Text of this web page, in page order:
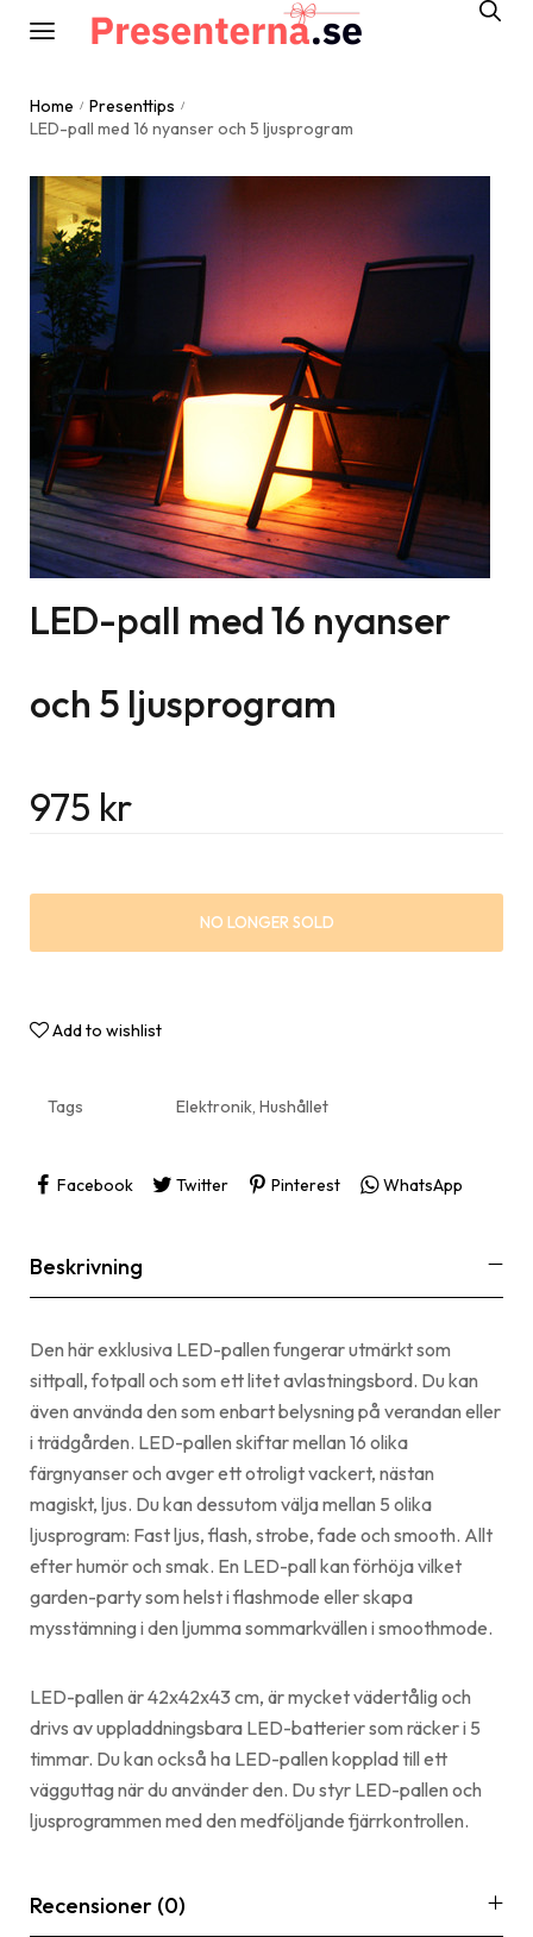
Home / Presenttips /
LED-pall med 16 nyanser och 5 ljusprogram
LED-pall med 16 nyanser
och 5 ljusprogram
975 kr
NO LONGER SOLD
Add to wishlist
Tags Elektronik, Hushållet
Facebook Twitter Pinterest WhatsApp
Beskrivning
Den här exklusiva LED-pallen fungerar utmärkt som
sittpall, fotpall och som ett litet avlastningsbord. Du kan
även använda den som enbart belysning på verandan eller
i trädgården. LED-pallen skiftar mellan 16 olika
färgnyanser och avger ett otroligt vackert, nästan
magiskt, ljus. Du kan dessutom välja mellan 5 olika
ljusprogram: Fast ljus, flash, strobe, fade och smooth. Allt
efter humör och smak. En LED-pall kan förhöja vilket
garden-party som helst i flashmode eller skapa
mysstämning i den ljumma sommarkvällen i smoothmode.
LED-pallen är 42x42x43 cm, är mycket vädertålig och
drivs av uppladdningsbara LED-batterier som räcker i 5
timmar. Du kan också ha LED-pallen kopplad till ett
vägguttag när du använder den. Du styr LED-pallen och
ljusprogrammen med den medföljande fjärrkontrollen.
Recensioner (0)